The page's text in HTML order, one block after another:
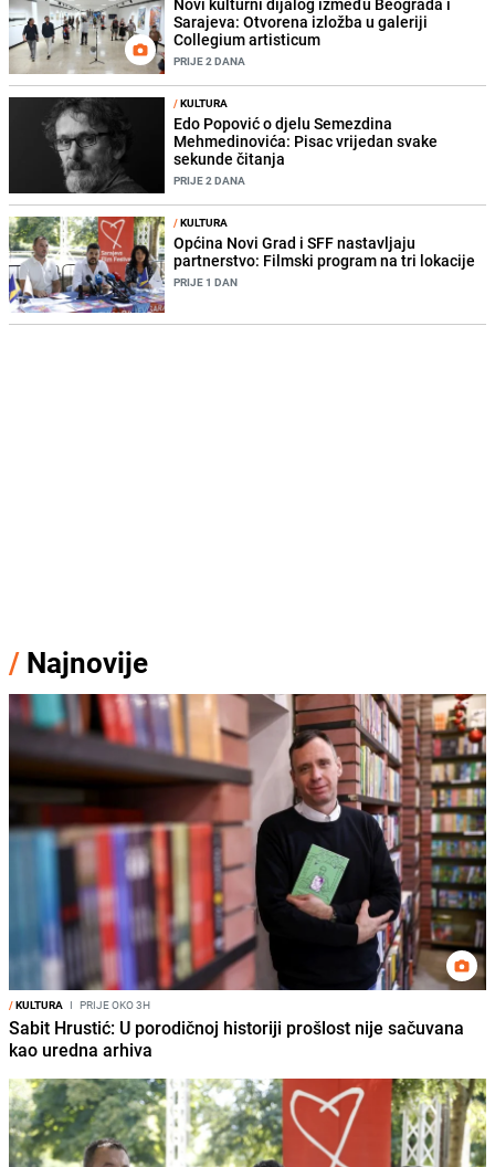
Sarajeva: Otvorena izložba u galeriji
Collegium artisticum
PRIJE 2 DANA
/KULTURA
Edo Popović o djelu Semezdina
Mehmedinovića: Pisac vrijedan svake
sekunde čitanja
PRIJE 2 DANA
/KULTURA
Općina Novi Grad i SFF nastavljaju
partnerstvo: Filmski program na tri lokacije
PRIJE 1 DAN
/ Najnovije
/KULTURA I PRIJE OKO 3H
Sabit Hrustić: U porodičnoj historiji prošlost nije sačuvana
kao uredna arhiva